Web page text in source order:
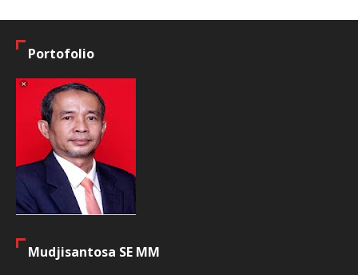
Portofolio
Mudjisantosa SE MM